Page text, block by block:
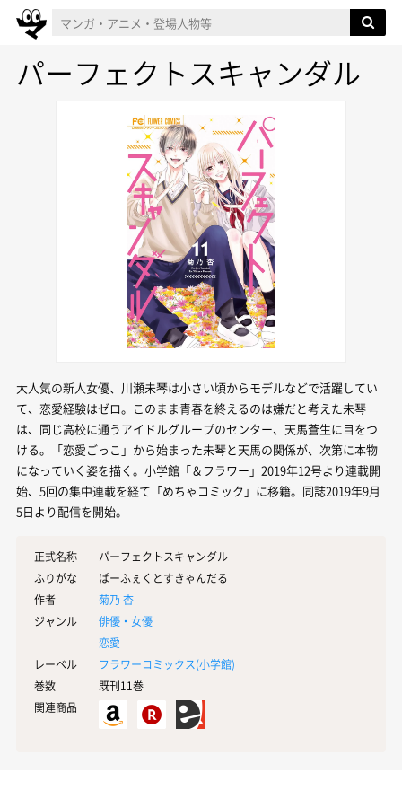
パーフェクトスキャンダル
大人気の新人女優、川瀬未琴は小さい頃からモデルなどで活躍してい
て、恋愛経験はゼロ。このまま青春を終えるのは嫌だと考えた未琴
は、同じ高校に通うアイドルグループのセンター、天馬蒼生に目をつ
ける。「恋愛ごっこ」から始まった未琴と天馬の関係が、次第に本物
になっていく姿を描く。小学館「＆フラワー」2019年12号より連載開
始、5回の集中連載を経て「めちゃコミック」に移籍。同誌2019年9月
5日より配信を開始。
正式名称
パーフェクトスキャンダル
ふりがな
ぱーふぇくとすきゃんだる
作者
菊乃 杏
ジャンル
俳優・女優
恋愛
レーベル
フラワーコミックス(小学館)
巻数
既刊11巻
関連商品